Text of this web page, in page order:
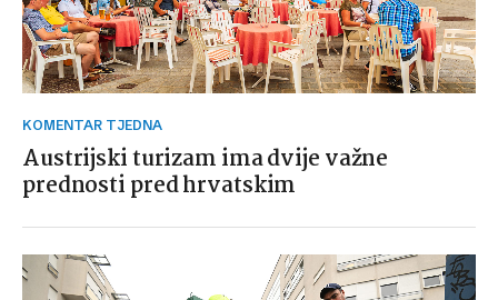
KOMENTAR TJEDNA
Austrijski turizam ima dvije važne
prednosti pred hrvatskim